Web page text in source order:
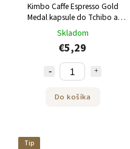
Kimbo Caffe Espresso Gold
Medal kapsule do Tchibo a
Caffitaly 10ks
Skladom
€5,29
Do košíka
Tip